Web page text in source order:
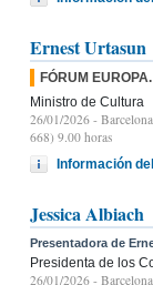
Ernest Urtasun
FÓRUM
Ministro de Cultura
26/01/2026 -
668) 9.00 horas
Información
Jessica Albiach
Presentadora de
Presidenta de los
26/01/2026 -